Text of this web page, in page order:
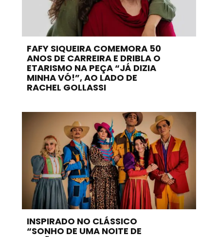
FAFY SIQUEIRA COMEMORA 50
ANOS DE CARREIRA E DRIBLA O
ETARISMO NA PEÇA “JÁ DIZIA
MINHA VÓ!”, AO LADO DE
RACHEL GOLLASSI
INSPIRADO NO CLÁSSICO
“SONHO DE UMA NOITE DE